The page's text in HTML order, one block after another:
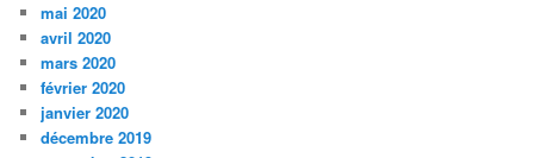
mai 2020
avril 2020
mars 2020
février 2020
janvier 2020
décembre 2019